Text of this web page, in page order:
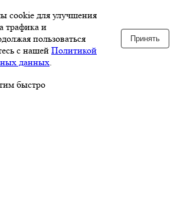
cookie для улучшения
трафика и
пользоваться
с нашей Политикой
данных
Принять
быстро